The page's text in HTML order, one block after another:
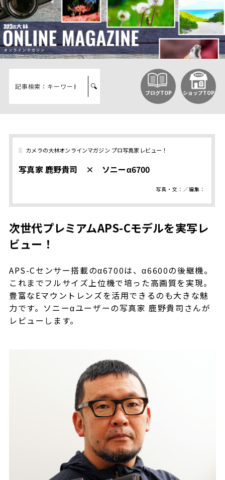
ブログTOP ショップTOP
カメラの大林オンラインマガジン プロ写真家レビュー！
写真家 鹿野貴司 × ソニーα6700
写真・文：／編集：
次世代プレミアムAPS-Cモデルを実写レ
ビュー！
APS-Cセンサー搭載のα6700は、α6600の後継機。
これまでフルサイズ上位機で培った高画質を実現。
豊富なEマウントレンズを活用できるのも大きな魅
力です。ソニーαユーザーの写真家 鹿野貴司さんが
レビューします。